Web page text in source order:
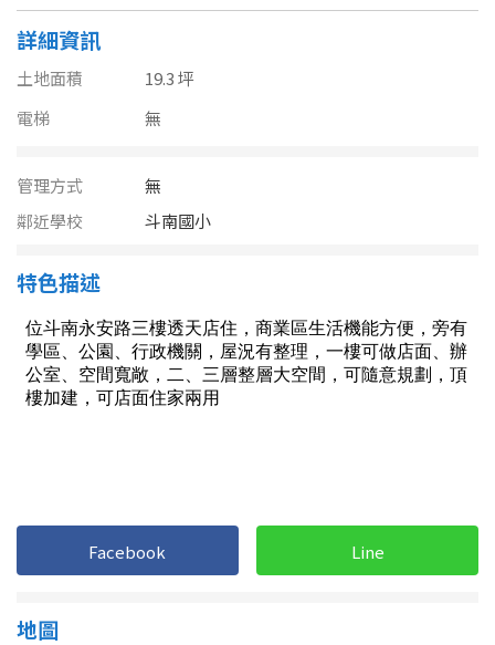
彰化縣
南投縣
雲林縣
嘉義縣
高雄市
澎湖縣
金門連江
坪數
80坪以上
~ 坪
1樓
詳細資訊
土地面積
19.3 坪
電梯
無
管理方式
無
鄰近學校
斗南國小
特色描述
Facebook Line
地圖